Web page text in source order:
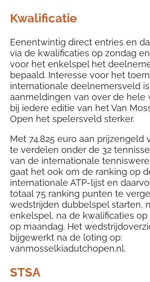
Kwalificatie
Eenentwintig direct entries en
via de kwalificaties op zondag
voor het enkelspel het
bepaald. Interesse voor het
internationale deelnemersveld
aanmeldingen van over de hele
bij iedere editie van het Van
Open het spelersveld sterker.
Met 74.825 euro aan prijzengeld
te verdelen onder de 32
van de internationale
gaat het ook om de ranking op
internationale ATP-lijst en
totaal 75 ranking punten te
wedstrijden dubbelspel starten,
enkelspel, na de kwalificaties
op maandag. Het
bijgewerkt na de loting op:
vanmosselkiadutchopen.nl.
STSA